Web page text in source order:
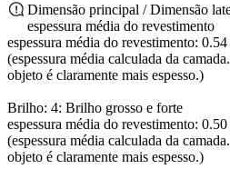
Dimensão principal / Dimensão
espessura média do revestimento
espessura média do revestimento:
(espessura média calculada da
objeto é claramente mais espesso.)
Brilho: 4: Brilho grosso e forte
espessura média do revestimento:
(espessura média calculada da
objeto é claramente mais espesso.)